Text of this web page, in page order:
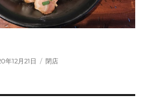
年12月21日
カ
閉店